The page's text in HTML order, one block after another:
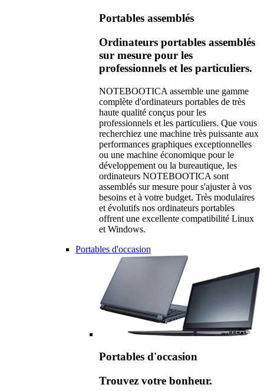
Portables assemblés
Ordinateurs portables assemblés
sur mesure pour les
professionnels et les particuliers.
NOTEBOOTICA assemble une gamme
complète d'ordinateurs portables de très
haute qualité conçus pour les
professionnels et les particuliers. Que vous
recherchiez une machine très puissante aux
performances graphiques exceptionnelles
ou une machine économique pour le
développement ou la bureautique, les
ordinateurs NOTEBOOTICA sont
assemblés sur mesure pour s'ajuster à vos
besoins et à votre budget. Très modulaires
et évolutifs nos ordinateurs portables
offrent une excellente compatibilité Linux
et Windows.
Portables d'occasion
Portables d'occasion
Trouvez votre bonheur.